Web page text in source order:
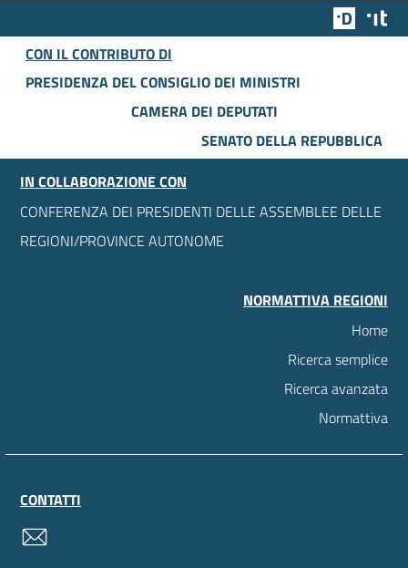
Team
CON IL CONTRIBUTO DI
PRESIDENZA DEL CONSIGLIO DEI MINISTRI
CAMERA DEI DEPUTATI
SENATO DELLA REPUBBLICA
IN COLLABORAZIONE CON
CONFERENZA DEI PRESIDENTI DELLE ASSEMBLEE DELLE
REGIONI/PROVINCE AUTONOME
NORMATTIVA REGIONI
Home
Ricerca semplice
Ricerca avanzata
Normattiva
CONTATTI